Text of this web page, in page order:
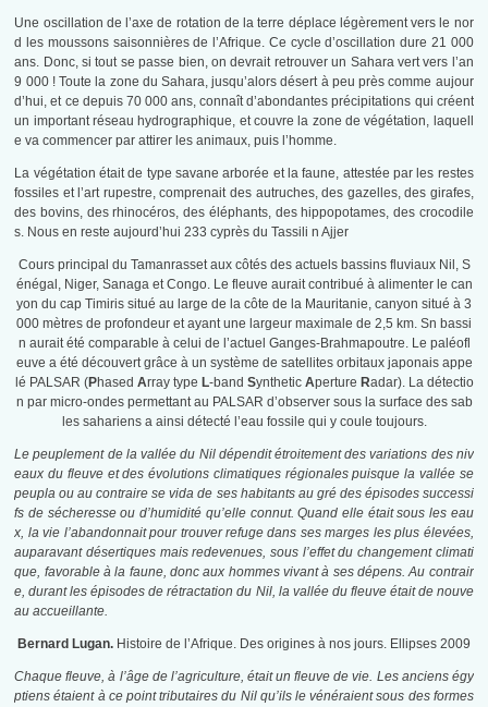
Une oscillation de l’axe de rotation de la terre déplace légèrement vers le nor
d les moussons saisonnières de l’Afrique. Ce cycle d’oscillation dure 21 000
ans. Donc, si tout se passe bien, on devrait retrouver un Sahara vert vers l’an
9 000 ! Toute la zone du Sahara, jusqu’alors désert à peu près comme aujour
d’hui, et ce depuis 70 000 ans, connaît d’abondantes précipitations qui créent
un important réseau hydrographique, et couvre la zone de végétation, laquell
e va commencer par attirer les animaux, puis l’homme.
La végétation était de type savane arborée et la faune, attestée par les restes
fossiles et l’art rupestre, comprenait des autruches, des gazelles, des girafes,
des bovins, des rhinocéros, des éléphants, des hippopotames, des crocodile
s. Nous en reste aujourd’hui 233 cyprès du Tassili n Ajjer
Cours principal du Tamanrasset aux côtés des actuels bassins fluviaux Nil, S
énégal, Niger, Sanaga et Congo. Le fleuve aurait contribué à alimenter le can
yon du cap Timiris situé au large de la côte de la Mauritanie, canyon situé à 3
000 mètres de profondeur et ayant une largeur maximale de 2,5 km. Sn bassi
n aurait été comparable à celui de l’actuel Ganges-Brahmapoutre. Le paléofl
euve a été découvert grâce à un système de satellites orbitaux japonais appe
lé PALSAR (Phased Array type L-band Synthetic Aperture Radar). La détectio
n par micro-ondes permettant au PALSAR d’observer sous la surface des sab
les sahariens a ainsi détecté l’eau fossile qui y coule toujours.
Le peuplement de la vallée du Nil dépendit étroitement des variations des niv
eaux du fleuve et des évolutions climatiques régionales puisque la vallée se
peupla ou au contraire se vida de ses habitants au gré des épisodes successi
fs de sécheresse ou d’humidité qu’elle connut. Quand elle était sous les eau
x, la vie l’abandonnait pour trouver refuge dans ses marges les plus élevées,
auparavant désertiques mais redevenues, sous l’effet du changement climati
que, favorable à la faune, donc aux hommes vivant à ses dépens. Au contrair
e, durant les épisodes de rétractation du Nil, la vallée du fleuve était de nouve
au accueillante.
Bernard Lugan. Histoire de l’Afrique. Des origines à nos jours. Ellipses 2009
Chaque fleuve, à l’âge de l’agriculture, était un fleuve de vie. Les anciens égy
ptiens étaient à ce point tributaires du Nil qu’ils le vénéraient sous des formes